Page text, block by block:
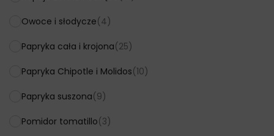
Owoce i słodycze(4)
Papryka cała i krojona(25)
Papryka Chipotle i Molidos(10)
Papryka suszona(9)
Pomidor tomatillo(3)